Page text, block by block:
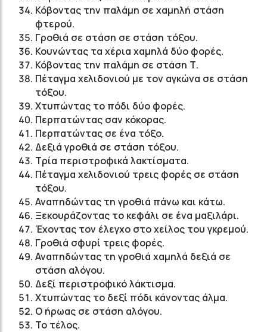
Κόβοντας την παλάμη σε χαμηλή στάση
φτερού.
Γροθιά σε στάση σε στάση τόξου.
Κουνώντας τα χέρια χαμηλά δύο φορές.
Κόβοντας την παλάμη σε στάση Τ.
Πέταγμα χελιδονιού με τον αγκώνα σε στάση
τόξου.
Χτυπώντας το πόδι δύο φορές.
Περπατώντας σαν κόκορας.
Περπατώντας σε ένα τόξο.
Δεξιά γροθιά σε στάση τόξου.
Τρία περιστροφικά λακτίσματα.
Πέταγμα χελιδονιού τρεις φορές σε στάση
τόξου.
Αναπηδώντας τη γροθιά πάνω και κάτω.
Ξεκουράζοντας το κεφάλι σε ένα μαξιλάρι.
Έχοντας τον έλεγχο στο χείλος του γκρεμού.
Γροθιά σφυρί τρεις φορές.
Αναπηδώντας τη γροθιά χαμηλά δεξιά σε
στάση αλόγου.
Δεξί περιστροφικό λάκτισμα.
Χτυπώντας το δεξί πόδι κάνοντας άλμα.
Ο ήρωας σε στάση αλόγου.
Το τέλος.